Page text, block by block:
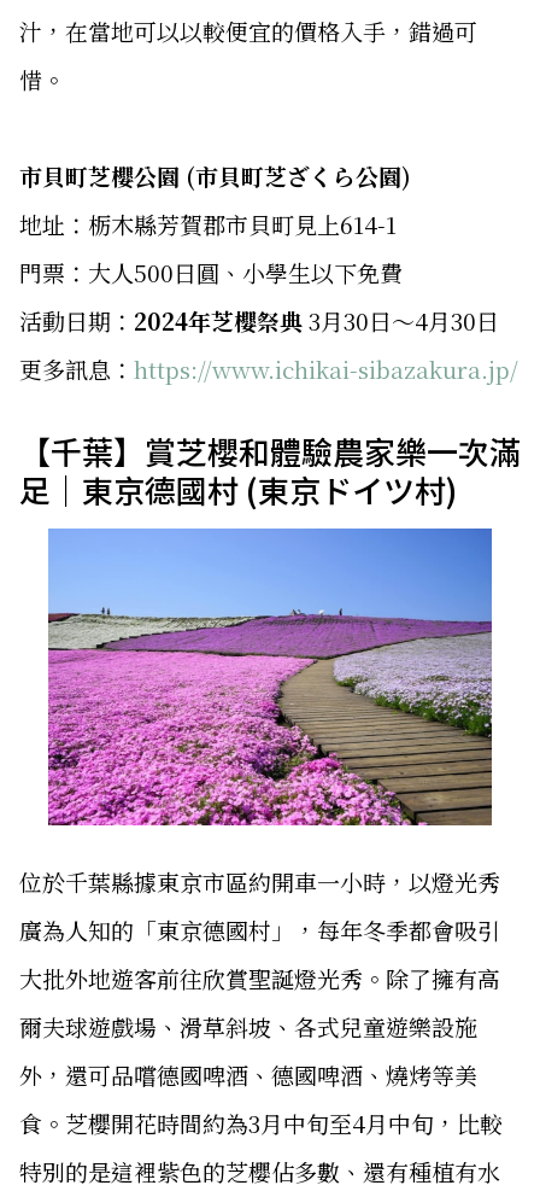
汁，在當地可以以較便宜的價格入手，錯過可
惜。
市貝町芝櫻公園 (市貝町芝ざくら公園)
地址：栃木縣芳賀郡市貝町見上614-1
門票：大人500日圓、小學生以下免費
活動日期： 2024年芝櫻祭典3月30日～4月30日
更多訊息： https://www.ichikai-sibazakura.jp/
【千葉】賞芝櫻和體驗農家樂一次滿
足｜東京德國村 (東京ドイツ村)
位於千葉縣據東京市區約開車一小時，以燈光秀
廣為人知的「東京德國村」，每年冬季都會吸引
大批外地遊客前往欣賞聖誕燈光秀。除了擁有高
爾夫球遊戲場、滑草斜坡、各式兒童遊樂設施
外，還可品嚐德國啤酒、德國啤酒、燒烤等美
食。芝櫻開花時間約為3月中旬至4月中旬，比較
特別的是這裡紫色的芝櫻佔多數、還有種植有水